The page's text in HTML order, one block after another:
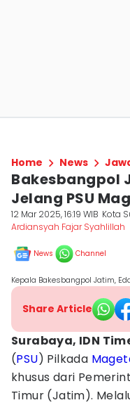
Home News
Bakesbangpol
Jelang PSU
12 Mar 2025, 16:19 WIB Kota
Ardiansyah Fajar Syahlillah
News Channel
Kepala Bakesbangpol Jatim,
Share Article
Surabaya, IDN
(PSU) Pilkada
khusus dari
Timur (Jatim).